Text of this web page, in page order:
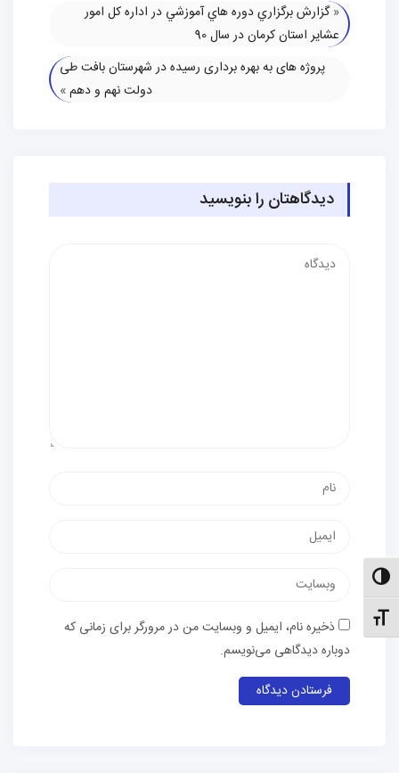
حالت کنتراست بالا
تنظیم اندازهٔ فونت
«گزارش برگزاري دوره هاي آموزشي در اداره كل امور
عشاير استان كرمان در سال 90
پروژه های به بهره برداری رسیده در شهرستان بافت طی
دولت نهم و دهم»
دیدگاهتان را بنویسید
پست
وب‌سایت
ذخیره نام، ایمیل و وبسایت من در مرورگر برای زمانی که
دوباره دیدگاهی می‌نویسم.